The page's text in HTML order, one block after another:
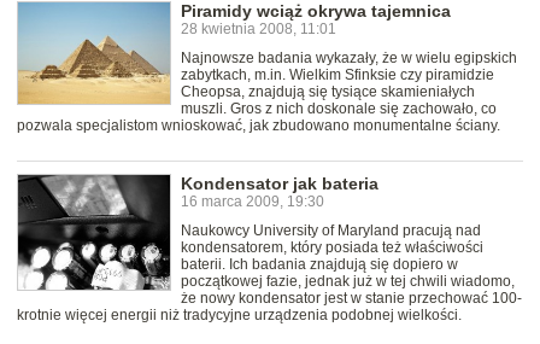
Piramidy wciąż okrywa tajemnica
28 kwietnia 2008, 11:01
Najnowsze badania wykazały, że w wielu egipskich
zabytkach, m.in. Wielkim Sfinksie czy piramidzie
Cheopsa, znajdują się tysiące skamieniałych
muszli. Gros z nich doskonale się zachowało, co
pozwala specjalistom wnioskować, jak zbudowano monumentalne ściany.
Kondensator jak bateria
16 marca 2009, 19:30
Naukowcy University of Maryland pracują nad
kondensatorem, który posiada też właściwości
baterii. Ich badania znajdują się dopiero w
początkowej fazie, jednak już w tej chwili wiadomo,
że nowy kondensator jest w stanie przechować 100-
krotnie więcej energii niż tradycyjne urządzenia podobnej wielkości.